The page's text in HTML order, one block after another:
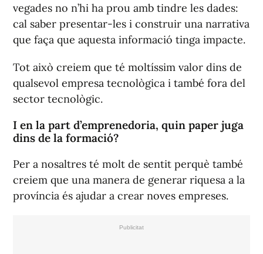
vegades no n’hi ha prou amb tindre les dades:
cal saber presentar-les i construir una narrativa
que faça que aquesta informació tinga impacte.
Tot això creiem que té moltíssim valor dins de
qualsevol empresa tecnològica i també fora del
sector tecnològic.
I en la part d’emprenedoria, quin paper juga
dins de la formació?
Per a nosaltres té molt de sentit perquè també
creiem que una manera de generar riquesa a la
província és ajudar a crear noves empreses.